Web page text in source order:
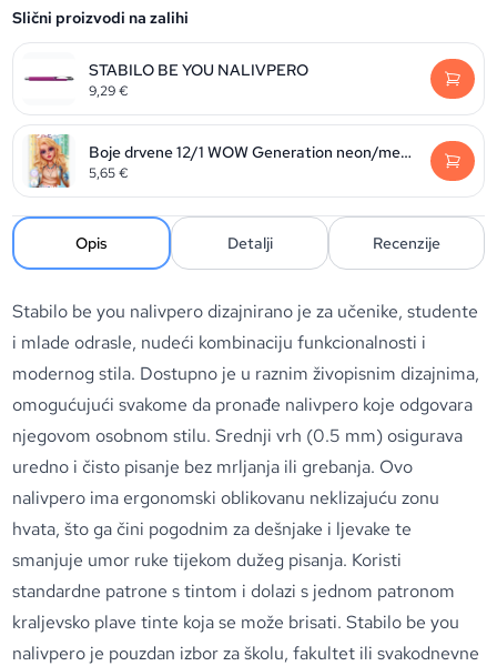
Slični proizvodi na zalihi
STABILO BE YOU NALIVPERO
9,29€
Boje drvene 12/1 WOW Generation neon/metalic/pastel/tonovi kože, sort P24/48
5,65€
Opis Detalji Recenzije
Stabilo be you nalivpero dizajnirano je za učenike, studente
i mlade odrasle, nudeći kombinaciju funkcionalnosti i
modernog stila. Dostupno je u raznim živopisnim dizajnima,
omogućujući svakome da pronađe nalivpero koje odgovara
njegovom osobnom stilu. Srednji vrh (0.5 mm) osigurava
uredno i čisto pisanje bez mrljanja ili grebanja. Ovo
nalivpero ima ergonomski oblikovanu neklizajuću zonu
hvata, što ga čini pogodnim za dešnjake i ljevake te
smanjuje umor ruke tijekom dužeg pisanja. Koristi
standardne patrone s tintom i dolazi s jednom patronom
kraljevsko plave tinte koja se može brisati. Stabilo be you
nalivpero je pouzdan izbor za školu, fakultet ili svakodnevne